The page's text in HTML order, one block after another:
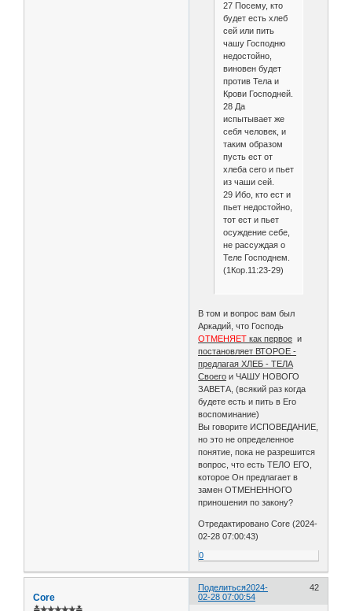
27 Посему, кто
будет есть хлеб
сей или пить
чашу Господню
недостойно,
виновен будет
против Тела и
Крови Господней.
28 Да
испытывает же
себя человек, и
таким образом
пусть ест от
хлеба сего и пьет
из чаши сей.
29 Ибо, кто ест и
пьет недостойно,
тот ест и пьет
осуждение себе,
не рассуждая о
Теле Господнем.
(1Кор.11:23-29)
В том и вопрос вам был
Аркадий, что Господь
ОТМЕНЯЕТ как первое и
постановляет ВТОРОЕ -
предлагая ХЛЕБ - ТЕЛА
Своего и ЧАШУ НОВОГО
ЗАВЕТА, (всякий раз когда
будете есть и пить в Его
воспоминание)
Вы говорите ИСПОВЕДАНИЕ,
но это не определенное
понятие, пока не разрешится
вопрос, что есть ТЕЛО ЕГО,
которое Он предлагает в
замен ОТМЕНЕННОГО
приношения по закону?
Отредактировано Core (2024-
02-28 07:00:43)
0
Поделиться 42
2024-
02-28 07:00:54
Core
≛✯✯✯✯✯≛